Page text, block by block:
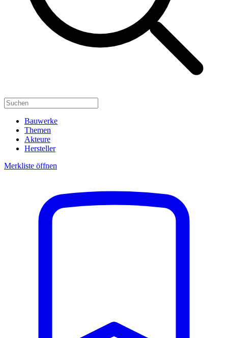
Bauwerke
Themen
Akteure
Hersteller
Merkliste öffnen